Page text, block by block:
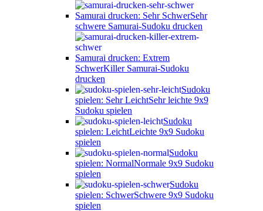
Samurai drucken: Sehr SchwerSehr
schwere Samurai-Sudoku drucken
Samurai drucken: Extrem
SchwerKiller Samurai-Sudoku
drucken
Sudoku
spielen: Sehr LeichtSehr leichte 9x9
Sudoku spielen
Sudoku
spielen: LeichtLeichte 9x9 Sudoku
spielen
Sudoku
spielen: NormalNormale 9x9 Sudoku
spielen
Sudoku
spielen: SchwerSchwere 9x9 Sudoku
spielen